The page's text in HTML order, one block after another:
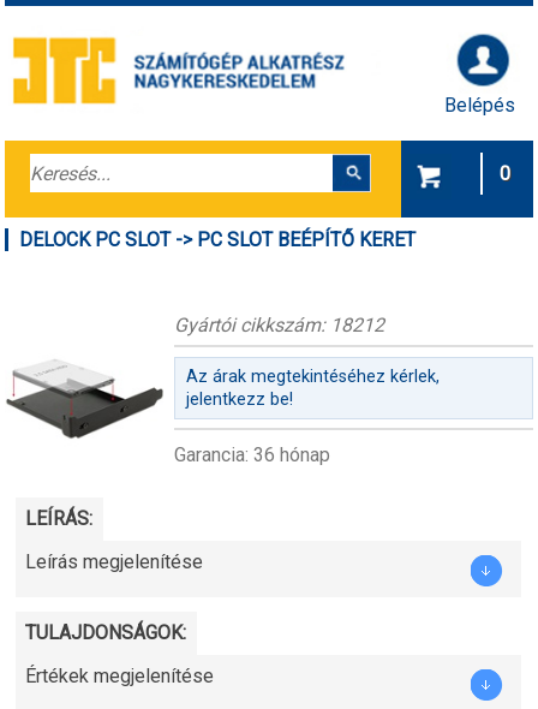
Belépés
0
DELOCK PC SLOT -> PC SLOT BEÉPÍTŐ KERET
Gyártói cikkszám: 18212
Az árak megtekintéséhez kérlek,
jelentkezz be!
Garancia: 36 hónap
LEÍRÁS:
Leírás megjelenítése
TULAJDONSÁGOK:
Értékek megjelenítése